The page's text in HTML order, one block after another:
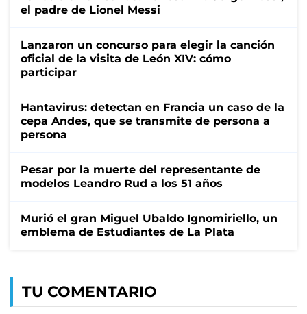
el padre de Lionel Messi
Lanzaron un concurso para elegir la canción
oficial de la visita de León XIV: cómo
participar
Hantavirus: detectan en Francia un caso de la
cepa Andes, que se transmite de persona a
persona
Pesar por la muerte del representante de
modelos Leandro Rud a los 51 años
Murió el gran Miguel Ubaldo Ignomiriello, un
emblema de Estudiantes de La Plata
TU COMENTARIO